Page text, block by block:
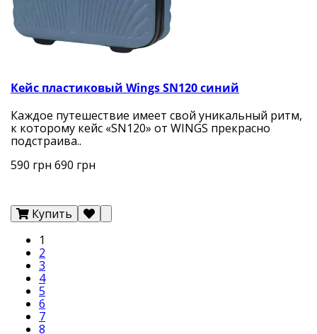
Кейс пластиковый Wings SN120 синий
Каждое путешествие имеет свой уникальный ритм,
к которому кейс «SN120» от WINGS прекрасно
подстраива..
590 грн 690 грн
Купить
1
2
3
4
5
6
7
8